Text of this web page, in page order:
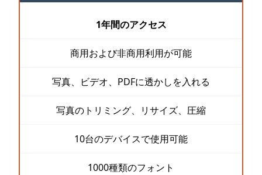
アクティベーションキーの復元
無料ダウンロード
1年間のアクセス
商用および非商用利用が可能
写真、ビデオ、PDFに透かしを入れる
写真のトリミング、リサイズ、圧縮
10台のデバイスで使用可能
1000種類のフォント